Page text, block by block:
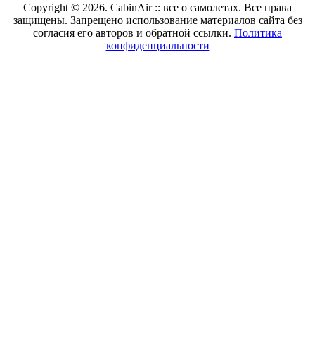
Copyright © 2026. CabinAir :: все о самолетах. Все права
защищены. Запрещено использование материалов сайта без
согласия его авторов и обратной ссылки. Политика
конфиденциальности